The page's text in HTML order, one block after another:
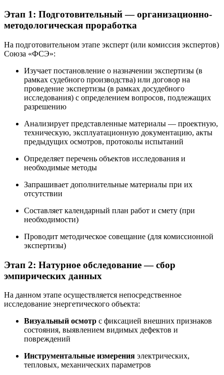
Этап 1: Подготовительный — организационно-
методологическая проработка
На подготовительном этапе эксперт (или комиссия экспертов)
Союза «ФСЭ»:
Изучает постановление о назначении экспертизы (в
рамках судебного производства) или договор на
проведение экспертизы (в рамках досудебного
исследования) с определением вопросов, подлежащих
разрешению
Анализирует представленные материалы — проектную,
техническую, эксплуатационную документацию, акты
предыдущих осмотров, протоколы испытаний
Определяет перечень объектов исследования и
необходимые методы
Запрашивает дополнительные материалы при их
отсутствии
Составляет календарный план работ и смету (при
необходимости)
Проводит методическое совещание (для комиссионной
экспертизы)
Этап 2: Натурное обследование — сбор
эмпирических данных
На данном этапе осуществляется непосредственное
исследование энергетического объекта:
Визуальный осмотр с фиксацией внешних признаков
состояния, выявлением видимых дефектов и
повреждений
Инструментальные измерения электрических,
тепловых, механических параметров